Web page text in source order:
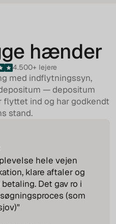
hænder
4.500+ lejere
med indflytningssyn,
— depositum
flyttet ind og har godkendt
stand.
hele vejen
klare aftaler og
Det gav ro i
(som